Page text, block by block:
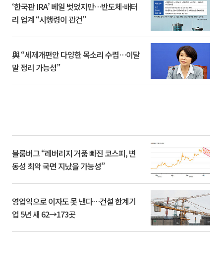
‘한국판 IRA’ 베일 벗었지만…반도체·배터
리 업계 “시행령이 관건”
與 “세제개편안 다양한 목소리 수렴…이달
말 정리 가능성”
블룸버그 “레버리지 거품 빠진 코스피, 변
동성 최악 국면 지났을 가능성”
영업익으로 이자도 못 낸다…건설 한계기
업 5년 새 62→173곳